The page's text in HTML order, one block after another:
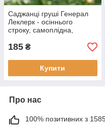
Саджанці груші Генерал
Леклерк - осіннього
строку, самоплідна,
185 ₴
Купити
Про нас
100% позитивних з 1585